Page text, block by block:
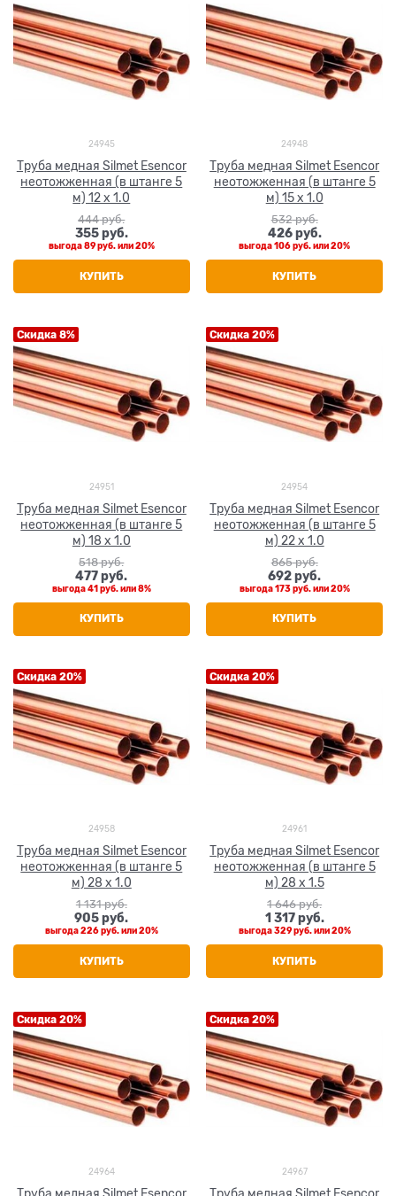
24945
Труба медная Silmet Esencor
неотожженная (в штанге 5
м) 12 x 1.0
444 руб.
355 руб.
выгода89 руб.или20%
КУПИТЬ
24948
Труба медная Silmet Esencor
неотожженная (в штанге 5
м) 15 x 1.0
532 руб.
426 руб.
выгода106 руб.или20%
КУПИТЬ
Скидка 8%
24951
Труба медная Silmet Esencor
неотожженная (в штанге 5
м) 18 x 1.0
518 руб.
477 руб.
выгода41 руб.или8%
КУПИТЬ
Скидка 20%
24954
Труба медная Silmet Esencor
неотожженная (в штанге 5
м) 22 x 1.0
865 руб.
692 руб.
выгода173 руб.или20%
КУПИТЬ
Скидка 20%
24958
Труба медная Silmet Esencor
неотожженная (в штанге 5
м) 28 x 1.0
1 131 руб.
905 руб.
выгода226 руб.или20%
КУПИТЬ
Скидка 20%
24961
Труба медная Silmet Esencor
неотожженная (в штанге 5
м) 28 x 1.5
1 646 руб.
1 317 руб.
выгода329 руб.или20%
КУПИТЬ
Скидка 20%
24964
Труба медная Silmet Esencor
Скидка 20%
24967
Труба медная Silmet Esencor